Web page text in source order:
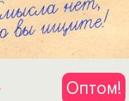
Оптом!